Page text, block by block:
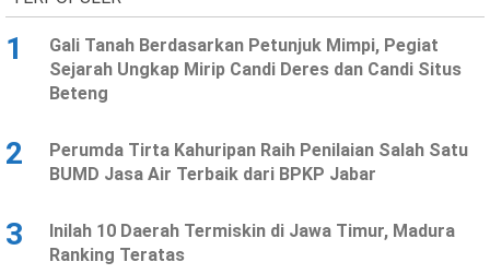
1
Gali Tanah Berdasarkan Petunjuk Mimpi, Pegiat
Sejarah Ungkap Mirip Candi Deres dan Candi Situs
Beteng
2
Perumda Tirta Kahuripan Raih Penilaian Salah Satu
BUMD Jasa Air Terbaik dari BPKP Jabar
3
Inilah 10 Daerah Termiskin di Jawa Timur, Madura
Ranking Teratas